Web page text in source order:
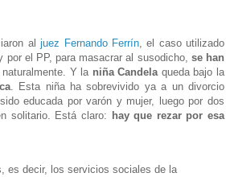
aljuez Fernando Ferrín, el caso utilizado
por el PP, para masacrar al susodicho, se han
Y la niña Candelaqueda bajo la
. Esta niña ha sobrevivido ya a un divorcio
educada por varón y mujer, luego por dos
solitario. Está claro: hay que rezar por esa
es decir, los servicios sociales de la